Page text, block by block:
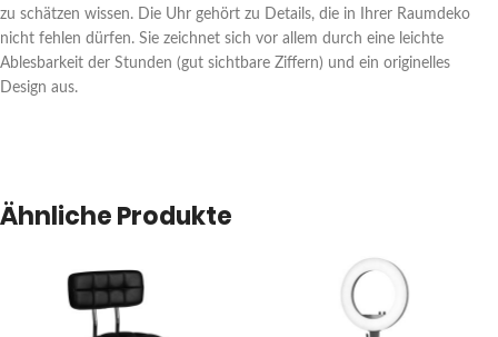
zu schätzen wissen. Die Uhr gehört zu Details, die in Ihrer Raumdeko
nicht fehlen dürfen. Sie zeichnet sich vor allem durch eine leichte
Ablesbarkeit der Stunden (gut sichtbare Ziffern) und ein originelles
Design aus.
Ähnliche Produkte